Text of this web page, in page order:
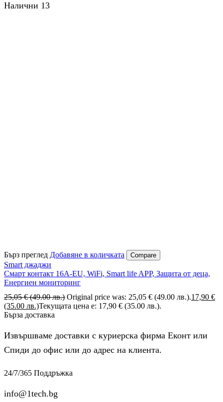
Налични 13
Бърз преглед Добавяне в количката Compare
Smart джаджи
Смарт контакт 16A-EU, WiFi, Smart life APP, Защита от деца,
Енергиен мониторинг
25,05€ (49.00 лв.) Original price was: 25,05 € (49.00 лв.).17,90 €
(35.00 лв.)Текущата цена е: 17,90 € (35.00 лв.).
Бърза доставка
Извършваме доставки с куриерска фирма Еконт или
Спиди до офис или до адрес на клиента.
24/7/365 Поддръжка
info@1tech.bg